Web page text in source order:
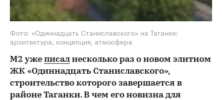
Фото: «Одиннадцать Станиславского» на Таганке:
архитектура, концепция, атмосфера
М2 уже писал несколько раз о новом элитном
ЖК «Одиннадцать Станиславского»,
строительство которого завершается в
районе Таганки. В чем его новизна для